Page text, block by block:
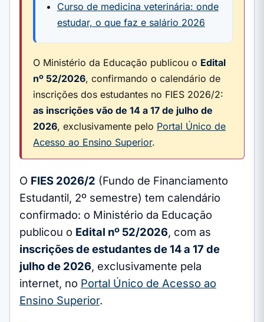
Curso de medicina veterinária: onde
estudar, o que faz e salário 2026
O Ministério da Educação publicou o Edital
nº 52/2026, confirmando o calendário de
inscrições dos estudantes no FIES 2026/2:
as inscrições vão de 14 a 17 de julho de
2026, exclusivamente pelo Portal Único de
Acesso ao Ensino Superior.
O FIES 2026/2 (Fundo de Financiamento
Estudantil, 2º semestre) tem calendário
confirmado: o Ministério da Educação
publicou o Edital nº 52/2026, com as
inscrições de estudantes de 14 a 17 de
julho de 2026, exclusivamente pela
internet, no Portal Único de Acesso ao
Ensino Superior.